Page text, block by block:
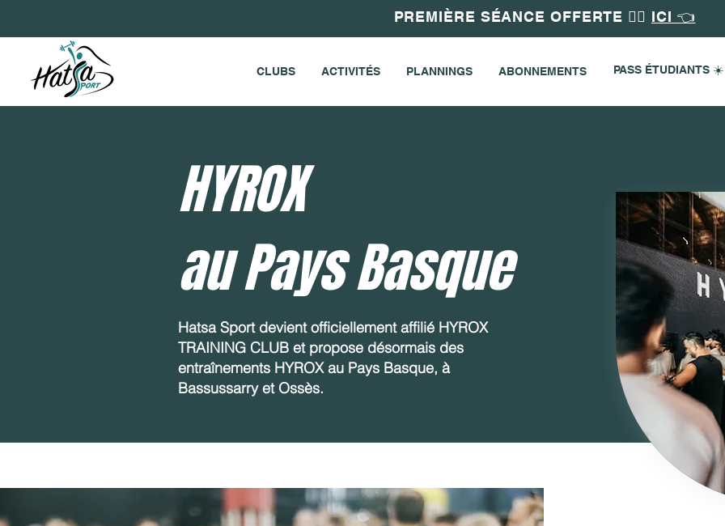
PREMIÈRE SÉANCE OFFERTE 🏋️‍♀️ ICI 👈
CLUBS ACTIVITÉS PLANNINGS ABONNEMENTS PASS ÉTUDIANTS ☀️
HYROX
au Pays Basque
Hatsa Sport devient officiellement affilié HYROX
TRAINING CLUB et propose désormais des
entraînements HYROX au Pays Basque, à
Bassussarry et Ossès.